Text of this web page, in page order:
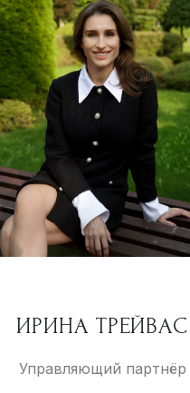
ИРИНА ТРЕЙВАС
Управляющий партнёр